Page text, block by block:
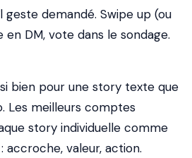
geste demandé. Swipe up (ou
DM, vote dans le sondage.
bien pour une story texte que
Les meilleurs comptes
story individuelle comme
valeur, action.